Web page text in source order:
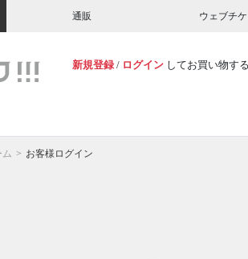
通販 ウェブチケ
新規登録 / ログイン してお買い物す
お客様ログイン